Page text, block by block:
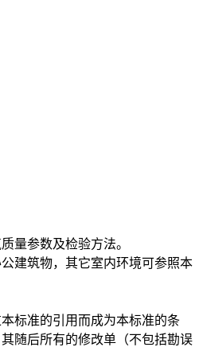
参数及检验方法。
筑物，其它室内环境可参照本
准的引用而成为本标准的条
随后所有的修改单（不包括勘误